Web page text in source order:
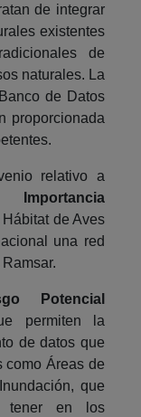
de integrar
existentes
de
naturales. La
de Datos
proporcionada
relativo a
de Aves
una red
Potencial
permiten la
de datos que
como Áreas de
que
tener en los